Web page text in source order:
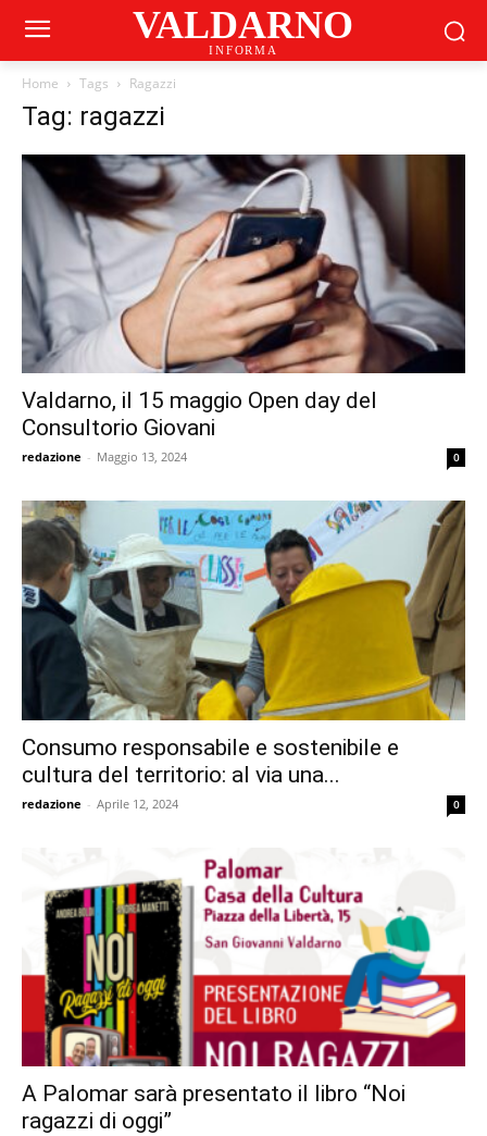
VALDARNO
INFORMA
Home Tags Ragazzi
Tag: ragazzi
Valdarno, il 15 maggio Open day del
Consultorio Giovani
redazione - Maggio 13, 2024 0
Consumo responsabile e sostenibile e
cultura del territorio: al via una...
redazione - Aprile 12, 2024 0
A Palomar sarà presentato il libro “Noi
ragazzi di oggi”